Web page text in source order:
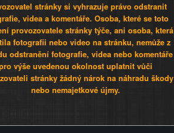
stránky si vyhrazuje právo odstranit
videa a komentáře. Osoba, které se toto
provozovatele stránky týče, ani osoba, která
fotografii nebo video na stránku, nemůže z
odstranění fotografie, videa nebo komentáře
výše uvedenou okolnost uplatnit vůči
stránky žádný nárok na náhradu škody
nebo nemajetkové újmy.